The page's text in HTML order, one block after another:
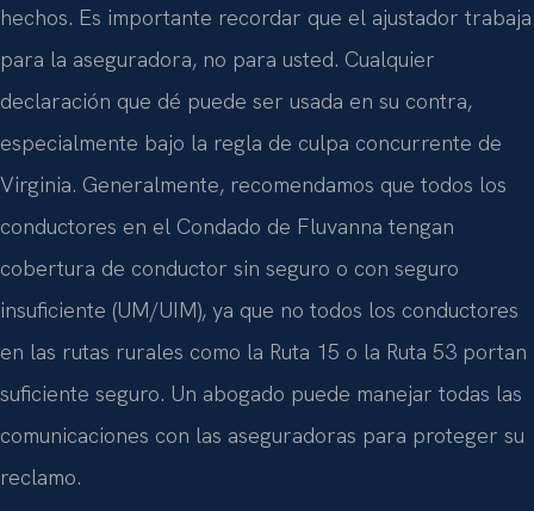
hechos. Es importante recordar que el ajustador trabaja
para la aseguradora, no para usted. Cualquier
declaración que dé puede ser usada en su contra,
especialmente bajo la regla de culpa concurrente de
Virginia. Generalmente, recomendamos que todos los
conductores en el Condado de Fluvanna tengan
cobertura de conductor sin seguro o con seguro
insuficiente (UM/UIM), ya que no todos los conductores
en las rutas rurales como la Ruta 15 o la Ruta 53 portan
suficiente seguro. Un abogado puede manejar todas las
comunicaciones con las aseguradoras para proteger su
reclamo.